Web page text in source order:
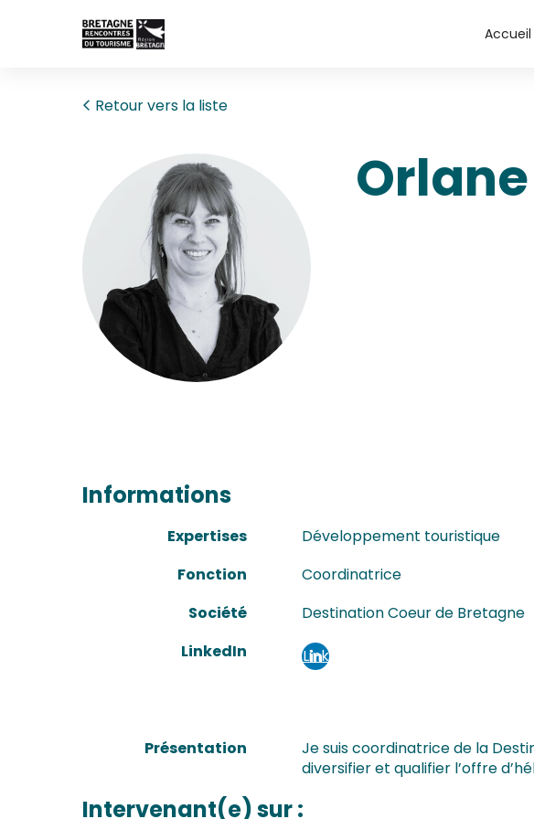
Accueil
Retour vers la liste
Orlane
Informations
Expertises
Développement touristique
Fonction
Coordinatrice
Société
Destination Coeur de Bretagne
LinkedIn
Link
Présentation
Je suis coordinatrice de la
diversifier et qualifier l’offre
Intervenant(e) sur :